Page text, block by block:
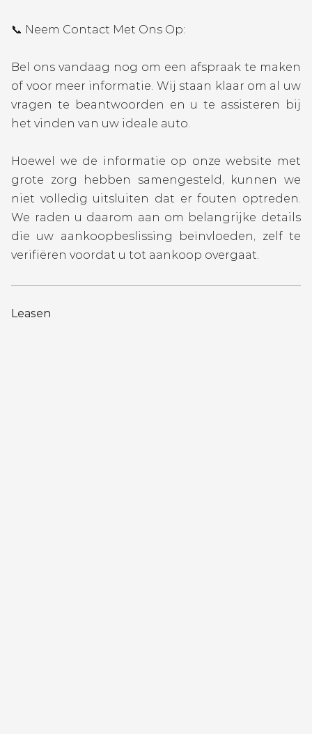
📞 Neem Contact Met Ons Op:
Bel ons vandaag nog om een afspraak te maken
of voor meer informatie. Wij staan klaar om al uw
vragen te beantwoorden en u te assisteren bij
het vinden van uw ideale auto.
Hoewel we de informatie op onze website met
grote zorg hebben samengesteld, kunnen we
niet volledig uitsluiten dat er fouten optreden.
We raden u daarom aan om belangrijke details
die uw aankoopbeslissing beïnvloeden, zelf te
verifiëren voordat u tot aankoop overgaat.
Leasen